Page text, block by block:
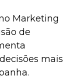
Marketing
de
mais